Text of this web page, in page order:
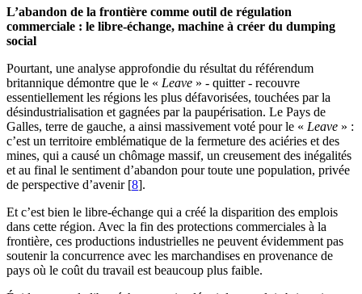
L’abandon de la frontière comme outil de régulation
commerciale : le libre-échange, machine à créer du dumping
social
Pourtant, une analyse approfondie du résultat du référendum
britannique démontre que le « Leave » - quitter - recouvre
essentiellement les régions les plus défavorisées, touchées par la
désindustrialisation et gagnées par la paupérisation. Le Pays de
Galles, terre de gauche, a ainsi massivement voté pour le « Leave » :
c’est un territoire emblématique de la fermeture des aciéries et des
mines, qui a causé un chômage massif, un creusement des inégalités
et au final le sentiment d’abandon pour toute une population, privée
de perspective d’avenir[8].
Et c’est bien le libre-échange qui a créé la disparition des emplois
dans cette région. Avec la fin des protections commerciales à la
frontière, ces productions industrielles ne peuvent évidemment pas
soutenir la concurrence avec les marchandises en provenance de
pays où le coût du travail est beaucoup plus faible.